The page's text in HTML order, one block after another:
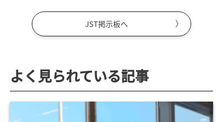
JST掲示板へ
よく見られている記事